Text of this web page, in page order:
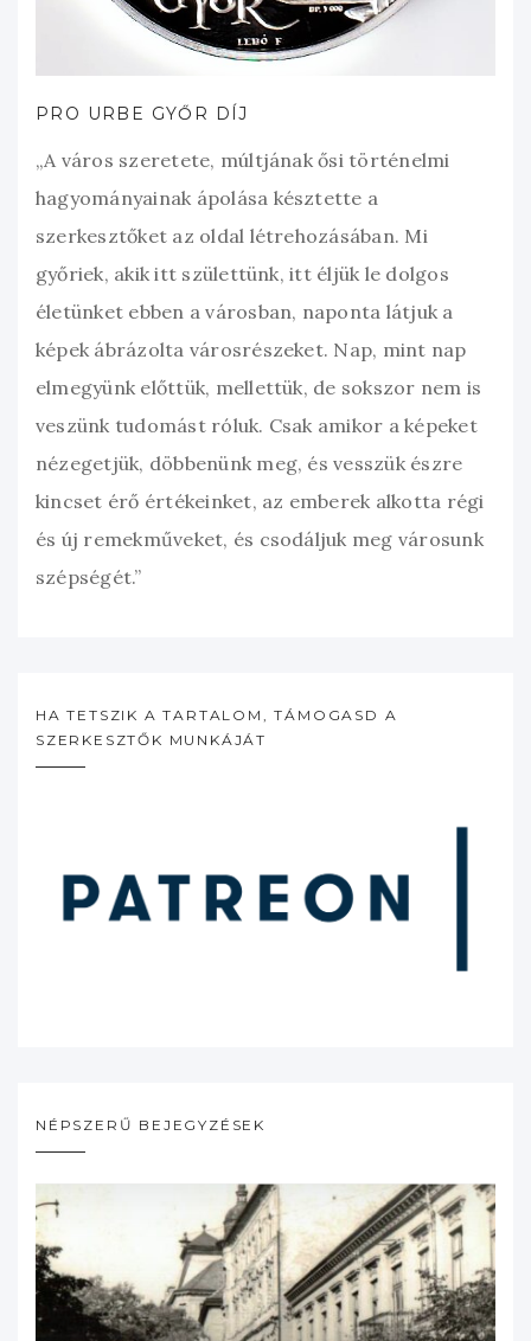
PRO URBE GYŐR DÍJ
„A város szeretete, múltjának ősi történelmi
hagyományainak ápolása késztette a
szerkesztőket az oldal létrehozásában. Mi
győriek, akik itt születtünk, itt éljük le dolgos
életünket ebben a városban, naponta látjuk a
képek ábrázolta városrészeket. Nap, mint nap
elmegyünk előttük, mellettük, de sokszor nem is
veszünk tudomást róluk. Csak amikor a képeket
nézegetjük, döbbenünk meg, és vesszük észre
kincset érő értékeinket, az emberek alkotta régi
és új remekműveket, és csodáljuk meg városunk
szépségét.”
HA TETSZIK A TARTALOM, TÁMOGASD A
SZERKESZTŐK MUNKÁJÁT
NÉPSZERŰ BEJEGYZÉSEK